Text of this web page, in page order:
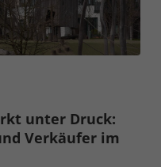
unter Druck:
Verkäufer im